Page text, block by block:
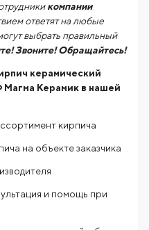
компании
ответят на любые
выбрать правильный
Звоните! Обращайтесь!
керамический
Магма Керамик в нашей
кирпича
на объекте заказчика
и помощь при